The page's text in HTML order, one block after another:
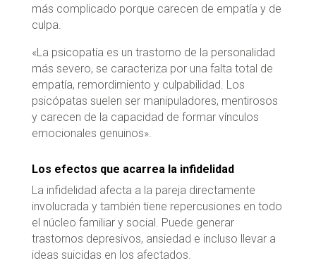
más complicado porque carecen de empatía y de
culpa.
«La psicopatía es un trastorno de la personalidad
más severo, se caracteriza por una falta total de
empatía, remordimiento y culpabilidad. Los
psicópatas suelen ser manipuladores, mentirosos
y carecen de la capacidad de formar vínculos
emocionales genuinos».
Los efectos que acarrea la infidelidad
La infidelidad afecta a la pareja directamente
involucrada y también tiene repercusiones en todo
el núcleo familiar y social. Puede generar
trastornos depresivos, ansiedad e incluso llevar a
ideas suicidas en los afectados.